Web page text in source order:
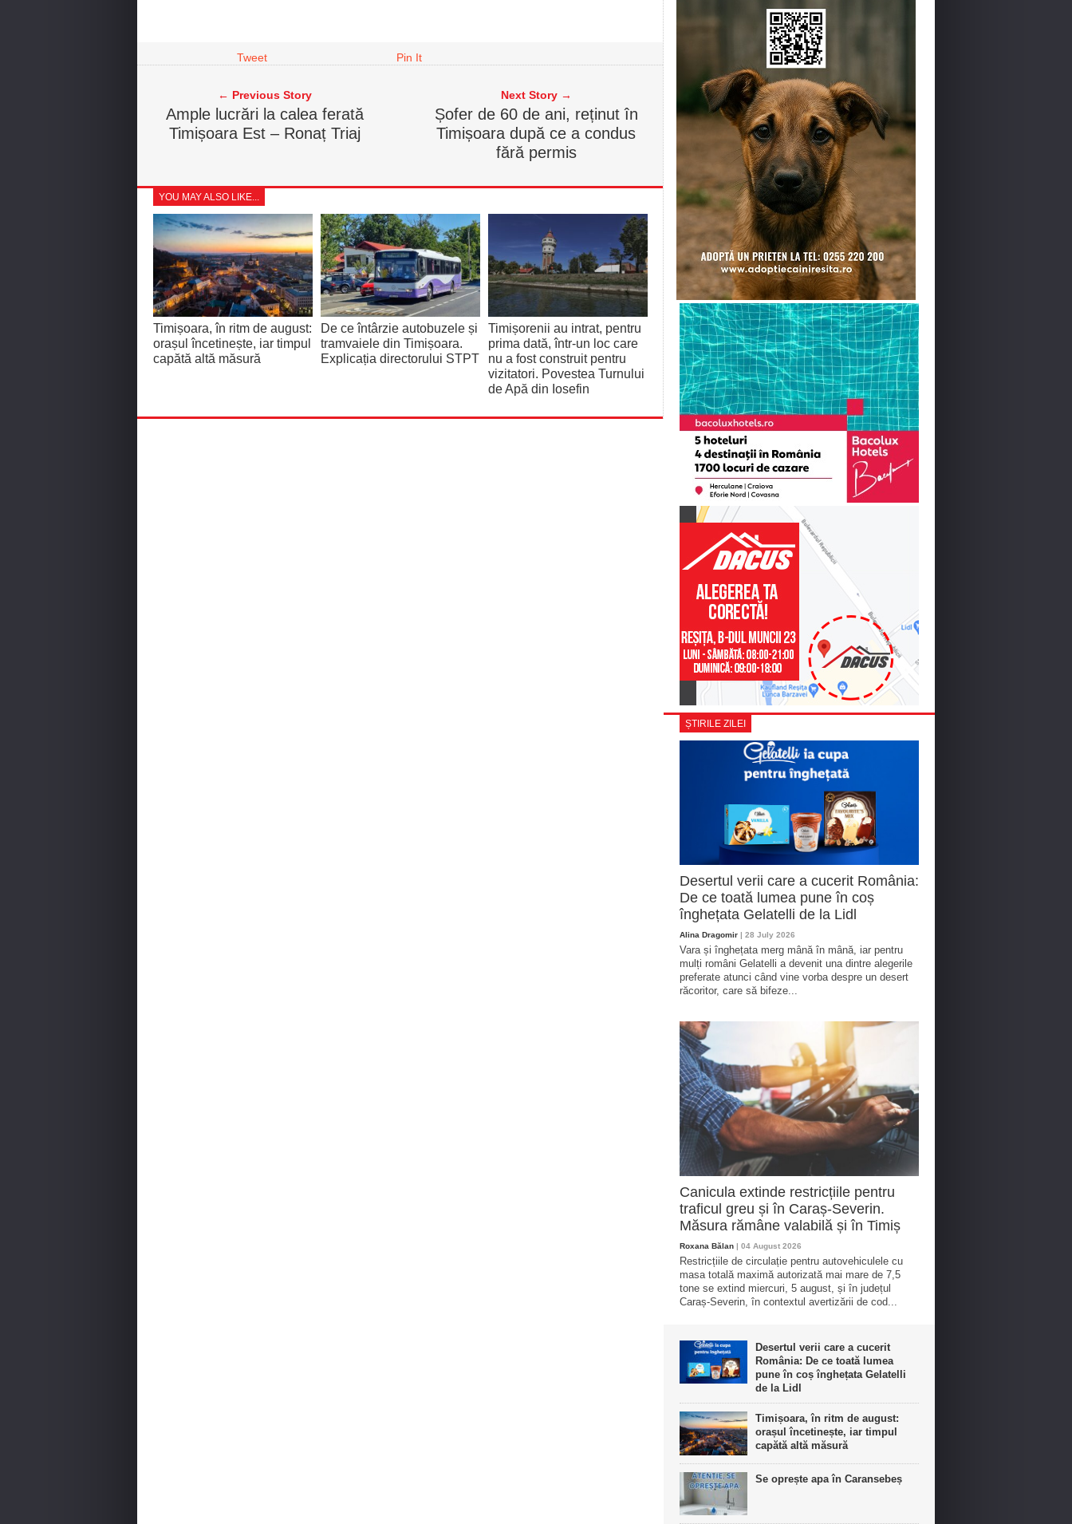
Tweet Pin It
← Previous Story
Ample lucrări la calea ferată
Timișoara Est – Ronaț Triaj
Next Story →
Șofer de 60 de ani, reținut în
Timișoara după ce a condus
fără permis
YOU MAY ALSO LIKE...
Timișoara, în ritm de august:
orașul încetinește, iar timpul
capătă altă măsură
De ce întârzie autobuzele și
tramvaiele din Timișoara.
Explicația directorului STPT
Timișorenii au intrat, pentru
prima dată, într-un loc care
nu a fost construit pentru
vizitatori. Povestea Turnului
de Apă din Iosefin
ȘTIRILE ZILEI
Desertul verii care a cucerit România:
De ce toată lumea pune în coș
înghețata Gelatelli de la Lidl
Alina Dragomir | 28 July 2026
Vara și înghețata merg mână în mână, iar pentru
mulți români Gelatelli a devenit una dintre alegerile
preferate atunci când vine vorba despre un desert
răcoritor, care să bifeze...
Canicula extinde restricțiile pentru
traficul greu și în Caraș-Severin.
Măsura rămâne valabilă și în Timiș
Roxana Bălan | 04 August 2026
Restricțiile de circulație pentru autovehiculele cu
masa totală maximă autorizată mai mare de 7,5
tone se extind miercuri, 5 august, și în județul
Caraș-Severin, în contextul avertizării de cod...
Desertul verii care a cucerit
România: De ce toată lumea
pune în coș înghețata Gelatelli
de la Lidl
Timișoara, în ritm de august:
orașul încetinește, iar timpul
capătă altă măsură
Se oprește apa în Caransebeș